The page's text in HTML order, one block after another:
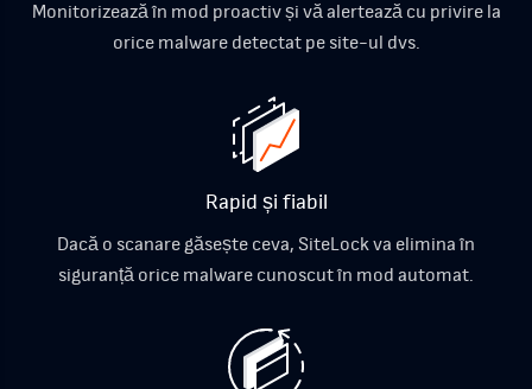
Monitorizează în mod proactiv și vă alertează cu privire la
orice malware detectat pe site-ul dvs.
Rapid și fiabil
Dacă o scanare găsește ceva, SiteLock va elimina în
siguranță orice malware cunoscut în mod automat.